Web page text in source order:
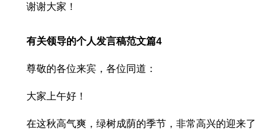
谢谢大家！
有关领导的个人发言稿范文篇4
尊敬的各位来宾，各位同道：
大家上午好！
在这秋高气爽，绿树成荫的季节，非常高兴的迎来了